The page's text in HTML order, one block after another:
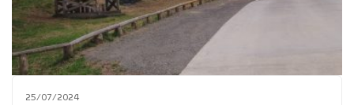
25/07/2024